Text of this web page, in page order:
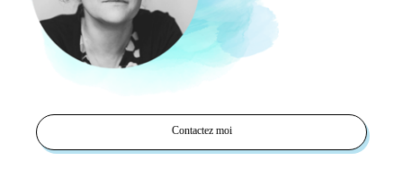
Contactez moi